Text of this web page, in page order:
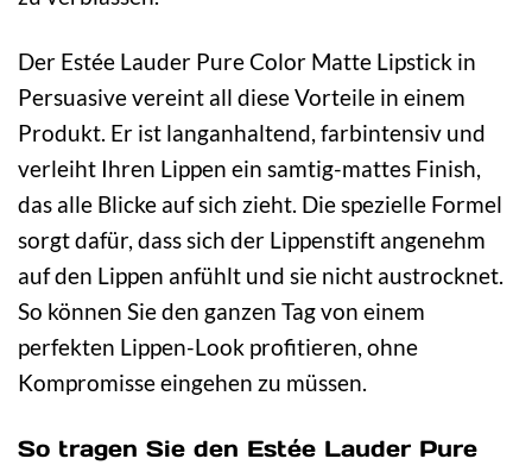
Der Estée Lauder Pure Color Matte Lipstick in
Persuasive vereint all diese Vorteile in einem
Produkt. Er ist langanhaltend, farbintensiv und
verleiht Ihren Lippen ein samtig-mattes Finish,
das alle Blicke auf sich zieht. Die spezielle Formel
sorgt dafür, dass sich der Lippenstift angenehm
auf den Lippen anfühlt und sie nicht austrocknet.
So können Sie den ganzen Tag von einem
perfekten Lippen-Look profitieren, ohne
Kompromisse eingehen zu müssen.
So tragen Sie den Estée Lauder Pure